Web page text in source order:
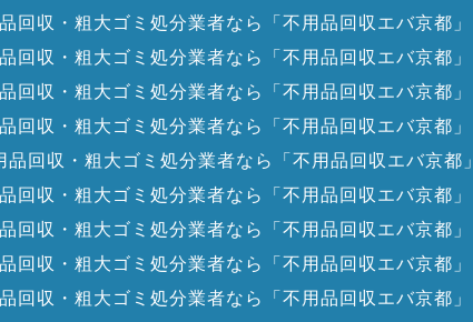
回収・粗大ゴミ処分業者なら「不用品回収エバ京都」
回収・粗大ゴミ処分業者なら「不用品回収エバ京都」
回収・粗大ゴミ処分業者なら「不用品回収エバ京都」
回収・粗大ゴミ処分業者なら「不用品回収エバ京都」
品回収・粗大ゴミ処分業者なら「不用品回収エバ京都」
回収・粗大ゴミ処分業者なら「不用品回収エバ京都」
回収・粗大ゴミ処分業者なら「不用品回収エバ京都」
回収・粗大ゴミ処分業者なら「不用品回収エバ京都」
回収・粗大ゴミ処分業者なら「不用品回収エバ京都」